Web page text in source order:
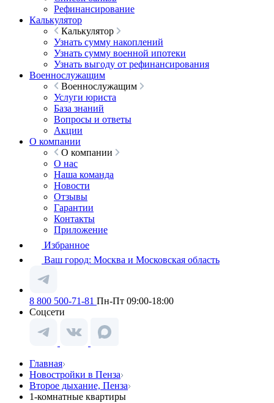
Рефинансирование
Калькулятор
Калькулятор
Узнать сумму накоплений
Узнать сумму военной ипотеки
Узнать выгоду от рефинансирования
Военнослужащим
Военнослужащим
Услуги юриста
База знаний
Вопросы и ответы
Акции
О компании
О компании
О нас
Наша команда
Новости
Отзывы
Гарантии
Контакты
Приложение
Избранное
Ваш город: Москва и Московская область
8 800 500-71-81 Пн-Пт 09:00-18:00
Соцсети
Главная
Новостройки в Пенза
Второе дыхание, Пенза
1-комнатные квартиры